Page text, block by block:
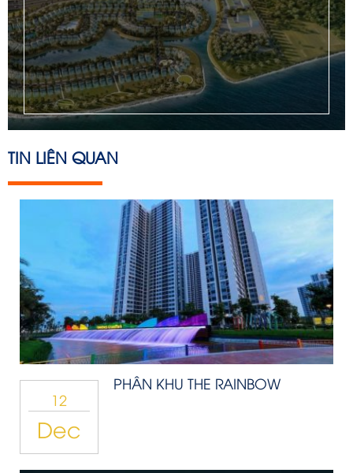
TIN LIÊN QUAN
12
Dec
PHÂN KHU THE RAINBOW